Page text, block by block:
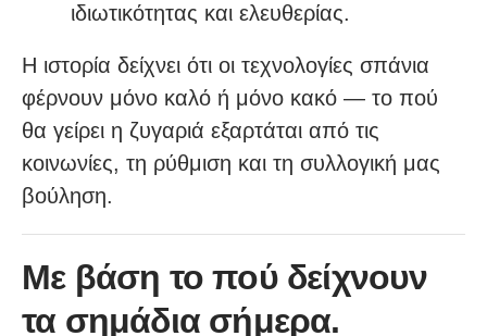
ιδιωτικότητας και ελευθερίας.
Η ιστορία δείχνει ότι οι τεχνολογίες σπάνια
φέρνουν μόνο καλό ή μόνο κακό — το πού
θα γείρει η ζυγαριά εξαρτάται από τις
κοινωνίες, τη ρύθμιση και τη συλλογική μας
βούληση.
Με βάση το πού δείχνουν
τα σημάδια σήμερα.